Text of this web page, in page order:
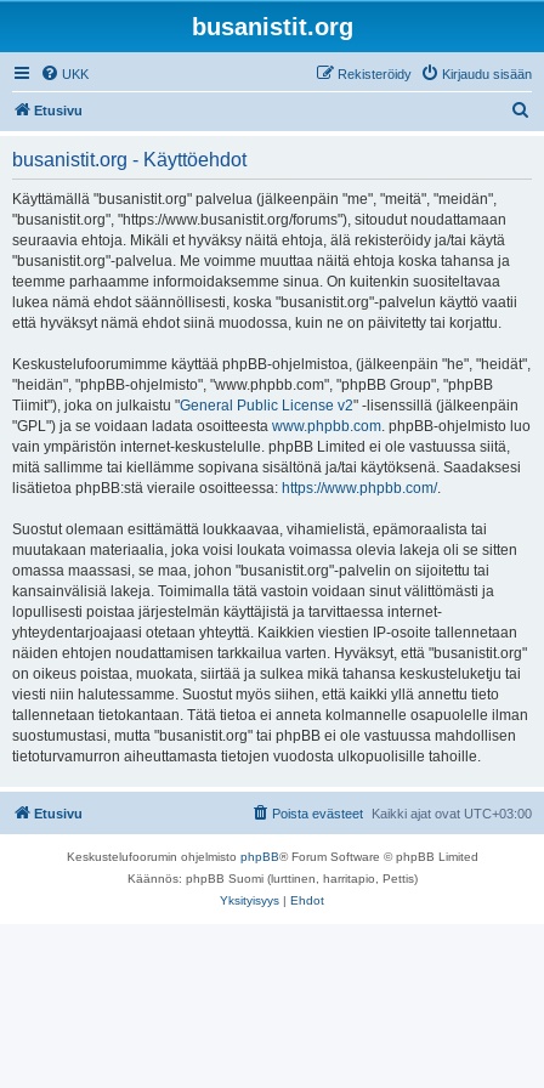
busanistit.org
UKK Kirjaudu sisään
Rekisteröidy
Etusivu
busanistit.org - Käyttöehdot
Käyttämällä "busanistit.org" palvelua (jälkeenpäin "me", "meitä", "meidän",
"busanistit.org", "https://www.busanistit.org/forums"), sitoudut noudattamaan
seuraavia ehtoja. Mikäli et hyväksy näitä ehtoja, älä rekisteröidy ja/tai käytä
"busanistit.org"-palvelua. Me voimme muuttaa näitä ehtoja koska tahansa ja
teemme parhaamme informoidaksemme sinua. On kuitenkin suositeltavaa
lukea nämä ehdot säännöllisesti, koska "busanistit.org"-palvelun käyttö vaatii
että hyväksyt nämä ehdot siinä muodossa, kuin ne on päivitetty tai korjattu.
Keskustelufoorumimme käyttää phpBB-ohjelmistoa, (jälkeenpäin "he", "heidät",
"heidän", "phpBB-ohjelmisto", "www.phpbb.com", "phpBB Group", "phpBB
Tiimit"), joka on julkaistu "General Public License v2" -lisenssillä (jälkeenpäin
"GPL") ja se voidaan ladata osoitteesta www.phpbb.com. phpBB-ohjelmisto luo
vain ympäristön internet-keskustelulle. phpBB Limited ei ole vastuussa siitä,
mitä sallimme tai kiellämme sopivana sisältönä ja/tai käytöksenä. Saadaksesi
lisätietoa phpBB:stä vieraile osoitteessa: https://www.phpbb.com/.
Suostut olemaan esittämättä loukkaavaa, vihamielistä, epämoraalista tai
muutakaan materiaalia, joka voisi loukata voimassa olevia lakeja oli se sitten
omassa maassasi, se maa, johon "busanistit.org"-palvelin on sijoitettu tai
kansainvälisiä lakeja. Toimimalla tätä vastoin voidaan sinut välittömästi ja
lopullisesti poistaa järjestelmän käyttäjistä ja tarvittaessa internet-
yhteydentarjoajaasi otetaan yhteyttä. Kaikkien viestien IP-osoite tallennetaan
näiden ehtojen noudattamisen tarkkailua varten. Hyväksyt, että "busanistit.org"
on oikeus poistaa, muokata, siirtää ja sulkea mikä tahansa keskusteluketju tai
viesti niin halutessamme. Suostut myös siihen, että kaikki yllä annettu tieto
tallennetaan tietokantaan. Tätä tietoa ei anneta kolmannelle osapuolelle ilman
suostumustasi, mutta "busanistit.org" tai phpBB ei ole vastuussa mahdollisen
tietoturvamurron aiheuttamasta tietojen vuodosta ulkopuolisille tahoille.
Etusivu Kaikki ajat ovat UTC+03:00
Poista evästeet
Keskustelufoorumin ohjelmisto phpBB® Forum Software © phpBB Limited
Käännös: phpBB Suomi (lurttinen, harritapio, Pettis)
Yksityisyys | Ehdot